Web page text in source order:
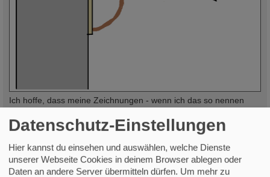
Ich hoffe, dass meine Zeichnungen - wenn ich das so nennen
sind beide Möglichkeiten ohne größeren technischen Aufwand
machbar. Wenn Du Dir das zutraust, würde ich mich freuen.
Natürlich noch viel mehr, wenn's den Schwalben hilft.
Liebe Grüße H.-G.
Datenschutz-Einstellungen
Hier kannst du einsehen und auswählen, welche Dienste
unserer Webseite Cookies in deinem Browser ablegen oder
Daten an andere Server übermitteln dürfen. Um mehr zu